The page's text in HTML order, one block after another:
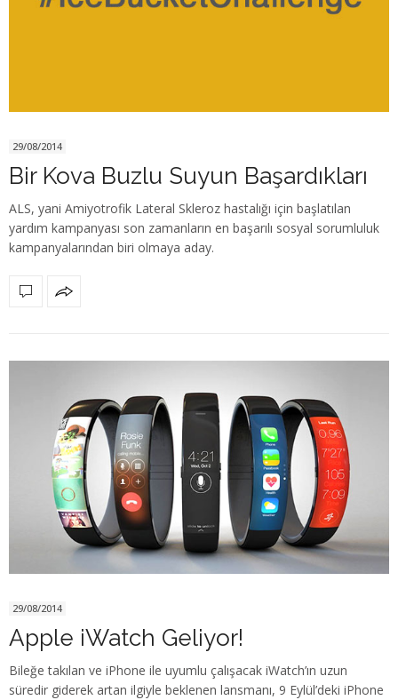
29/08/2014
Bir Kova Buzlu Suyun Başardıkları
ALS, yani Amiyotrofik Lateral Skleroz hastalığı için başlatılan
yardım kampanyası son zamanların en başarılı sosyal sorumluluk
kampanyalarından biri olmaya aday.
29/08/2014
Apple iWatch Geliyor!
Bileğe takılan ve iPhone ile uyumlu çalışacak iWatch’ın uzun
süredir giderek artan ilgiyle beklenen lansmanı, 9 Eylül’deki iPhone